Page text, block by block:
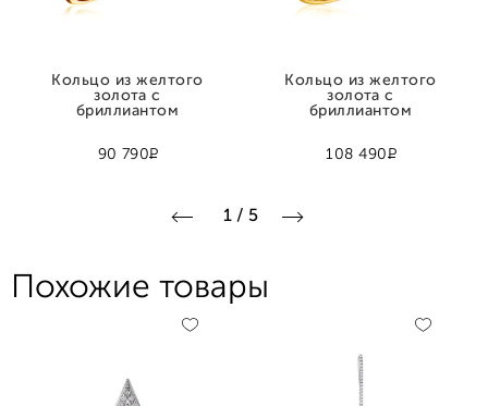
90 790Р
Кольцо из желтого
золота с
бриллиантом
108 490Р
Кольцо из желтого
золота с
бриллиантом
1 / 5
Похожие товары